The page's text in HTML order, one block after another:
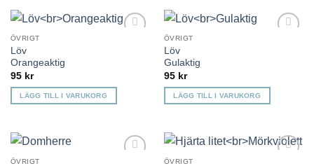
väljas
produktsidan
ÖVRIGT
Löv
Orangeaktig
95 kr
LÄGG TILL I VARUKORG
ÖVRIGT
Löv
Gulaktig
95 kr
LÄGG TILL I VARUKORG
ÖVRIGT ÖVRIGT